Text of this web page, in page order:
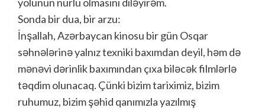
Sonda bir dua, bir arzu:
İnşallah, Azərbaycan kinosu bir gün Osqar
səhnələrinə yalnız texniki baxımdan deyil, həm də
mənəvi dərinlik baxımından çıxa biləcək filmlərlə
təqdim olunacaq. Çünki bizim tariximiz, bizim
ruhumuz, bizim şəhid qanımızla yazılmış